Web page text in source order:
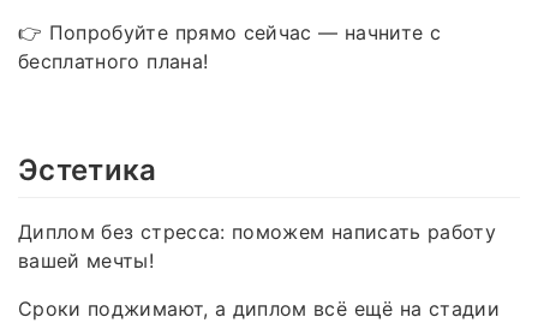
👉 Попробуйте прямо сейчас — начните с
бесплатного плана!
Эстетика
Диплом без стресса: поможем написать работу
вашей мечты!
Сроки поджимают, а диплом всё ещё на стадии